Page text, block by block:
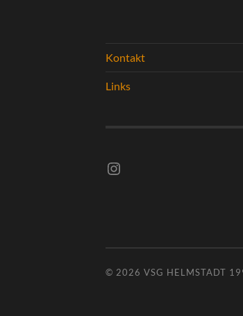
Kontakt
Links
Instagram
© 2026 VSG HELMSTADT